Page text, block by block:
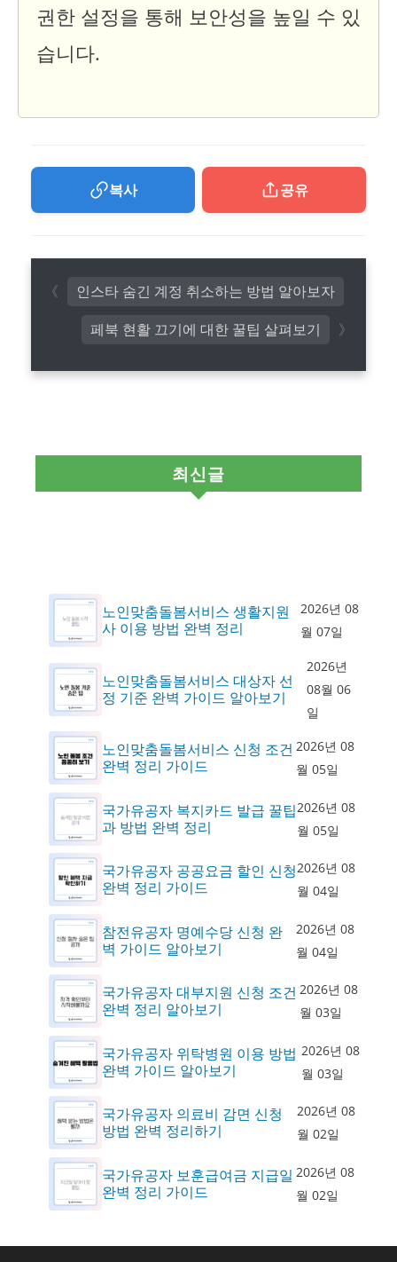
권한 설정을 통해 보안성을 높일 수 있
습니다.
복사 공유
페북 현활 끄기에 대한 꿀팁 살펴보기
인스타 숨긴 계정 취소하는 방법 알아보자
최신글
노인맞춤돌봄서비스 생활지원
사 이용 방법 완벽 정리
2026년 08
월 07일
노인맞춤돌봄서비스 대상자 선
정 기준 완벽 가이드 알아보기
2026년
08월 06
일
노인맞춤돌봄서비스 신청 조건
완벽 정리 가이드
2026년 08
월 05일
국가유공자 복지카드 발급 꿀팁
과 방법 완벽 정리
2026년 08
월 05일
국가유공자 공공요금 할인 신청
완벽 정리 가이드
2026년 08
월 04일
참전유공자 명예수당 신청 완
벽 가이드 알아보기
2026년 08
월 04일
국가유공자 대부지원 신청 조건
완벽 정리 알아보기
2026년 08
월 03일
국가유공자 위탁병원 이용 방법
완벽 가이드 알아보기
2026년 08
월 03일
국가유공자 의료비 감면 신청
방법 완벽 정리하기
2026년 08
월 02일
국가유공자 보훈급여금 지급일
완벽 정리 가이드
2026년 08
월 02일